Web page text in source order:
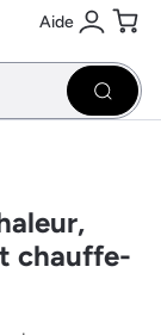
Aide
Se
chauffe-